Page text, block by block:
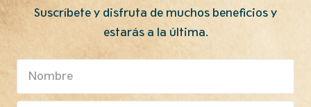
Suscríbete y disfruta de muchos beneficios y
estarás a la última.